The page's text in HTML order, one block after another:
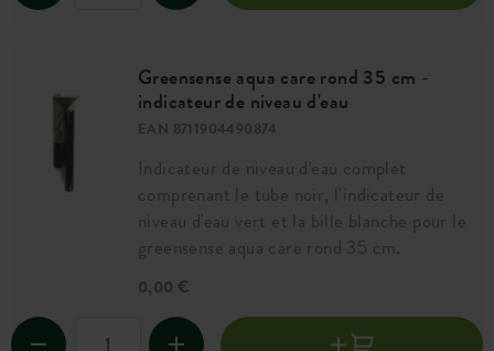
Greensense aqua care rond 35 cm -
indicateur de niveau d'eau
EAN 8711904490874
Indicateur de niveau d'eau complet
comprenant le tube noir, l'indicateur de
niveau d'eau vert et la bille blanche pour le
greensense aqua care rond 35 cm.
0,00 €